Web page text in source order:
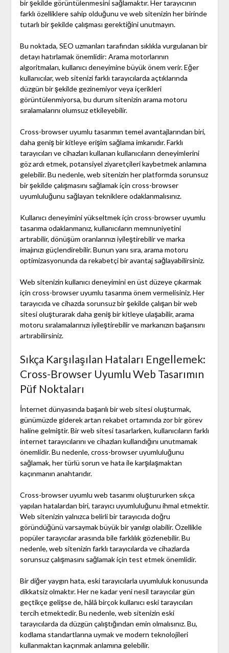
bir şekilde görüntülenmesini sağlamaktır. Her tarayıcının
farklı özelliklere sahip olduğunu ve web sitenizin her birinde
tutarlı bir şekilde çalışması gerektiğini unutmayın.
Bu noktada, SEO uzmanları tarafından sıklıkla vurgulanan bir
detayı hatırlamak önemlidir: Arama motorlarının
algoritmaları, kullanıcı deneyimine büyük önem verir. Eğer
kullanıcılar, web sitenizi farklı tarayıcılarda açtıklarında
düzgün bir şekilde gezinemiyor veya içerikleri
görüntülenmiyorsa, bu durum sitenizin arama motoru
sıralamalarını olumsuz etkileyebilir.
Cross-browser uyumlu tasarımın temel avantajlarından biri,
daha geniş bir kitleye erişim sağlama imkanıdır. Farklı
tarayıcıları ve cihazları kullanan kullanıcıların deneyimlerini
göz ardı etmek, potansiyel ziyaretçileri kaybetmek anlamına
gelebilir. Bu nedenle, web sitenizin her platformda sorunsuz
bir şekilde çalışmasını sağlamak için cross-browser
uyumluluğunu sağlayan tekniklere odaklanmalısınız.
Kullanıcı deneyimini yükseltmek için cross-browser uyumlu
tasarıma odaklanmanız, kullanıcıların memnuniyetini
artırabilir, dönüşüm oranlarınızı iyileştirebilir ve marka
imajınızı güçlendirebilir. Bunun yanı sıra, arama motoru
optimizasyonunda da rekabetçi bir avantaj sağlayabilirsiniz.
Web sitenizin kullanıcı deneyimini en üst düzeye çıkarmak
için cross-browser uyumlu tasarıma önem vermelisiniz. Her
tarayıcıda ve cihazda sorunsuz bir şekilde çalışan bir web
sitesi oluşturarak daha geniş bir kitleye ulaşabilir, arama
motoru sıralamalarınızı iyileştirebilir ve markanızın başarısını
artırabilirsiniz.
Sıkça Karşılaşılan Hataları Engellemek:
Cross-Browser Uyumlu Web Tasarımın
Püf Noktaları
İnternet dünyasında başarılı bir web sitesi oluşturmak,
günümüzde giderek artan rekabet ortamında zor bir görev
haline gelmiştir. Bir web sitesi tasarlarken, kullanıcıların farklı
internet tarayıcılarını ve cihazları kullandığını unutmamak
önemlidir. Bu nedenle, cross-browser uyumluluğunu
sağlamak, her türlü sorun ve hata ile karşılaşmaktan
kaçınmanın anahtarıdır.
Cross-browser uyumlu web tasarımı oluştururken sıkça
yapılan hatalardan biri, tarayıcı uyumluluğunu ihmal etmektir.
Web sitenizin yalnızca belirli bir tarayıcıda doğru
göründüğünü varsaymak büyük bir yanılgı olabilir. Özellikle
popüler tarayıcılar arasında bile farklılık gözlenebilir. Bu
nedenle, web sitenizin farklı tarayıcılarda ve cihazlarda
sorunsuz çalışmasını sağlamak için test etmek önemlidir.
Bir diğer yaygın hata, eski tarayıcılarla uyumluluk konusunda
dikkatsiz olmaktır. Her ne kadar yeni nesil tarayıcılar gün
geçtikçe gelişse de, hâlâ birçok kullanıcı eski tarayıcıları
tercih etmektedir. Bu nedenle, web sitenizin eski
tarayıcılarda da düzgün çalıştığından emin olmalısınız. Bu,
kodlama standartlarına uymak ve modern teknolojileri
kullanmaktan kaçınmak anlamına gelebilir.